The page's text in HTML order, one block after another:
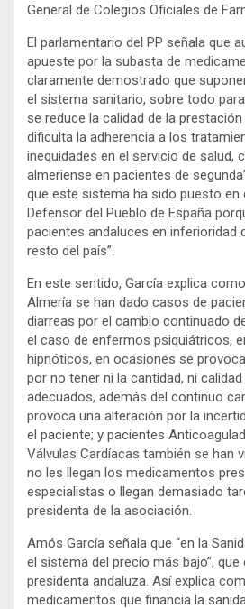
General de Colegios Oficiales de
El parlamentario del PP señala que
apueste por la subasta de
claramente demostrado que
el sistema sanitario, sobre todo
se reduce la calidad de la
dificulta la adherencia a los
inequidades en el servicio de salud,
almeriense en pacientes de
que este sistema ha sido puesto en
Defensor del Pueblo de España
pacientes andaluces en inferioridad
resto del país”.
En este sentido, García explica
Almería se han dado casos de
diarreas por el cambio continuado
el caso de enfermos psiquiátricos,
hipnóticos, en ocasiones se
por no tener ni la cantidad, ni
adecuados, además del continuo
provoca una alteración por la
el paciente; y pacientes
Válvulas Cardíacas también se han
no les llegan los medicamentos
especialistas o llegan demasiado
presidenta de la asociación.
Amós García señala que “en la
el sistema del precio más bajo”,
presidenta andaluza. Así explica
medicamentos que financia la